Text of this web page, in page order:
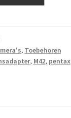
, Toebehoren
, M42, pentax